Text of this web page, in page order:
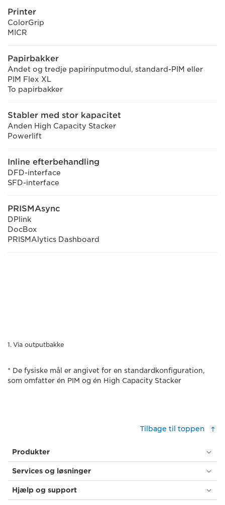
Printer
ColorGrip
MICR
Papirbakker
Andet og tredje papirinputmodul, standard-PIM eller
PIM Flex XL
To papirbakker
Stabler med stor kapacitet
Anden High Capacity Stacker
Powerlift
Inline efterbehandling
DFD-interface
SFD-interface
PRISMAsync
DPlink
DocBox
PRISMAlytics Dashboard
Via outputbakke
* De fysiske mål er angivet for en standardkonfiguration,
som omfatter én PIM og én High Capacity Stacker
Tilbage til toppen
Produkter
Services og løsninger
Hjælp og support